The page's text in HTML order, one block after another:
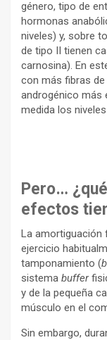
género, tipo de
hormonas
niveles) y, sobre
de tipo II tienen
carnosina). En
con más fibras
androgénico más
medida los
Pero…
efectos
La amortiguación
ejercicio
tamponamiento (
sistema buffer
y de la pequeña
músculo en el
Sin embargo,